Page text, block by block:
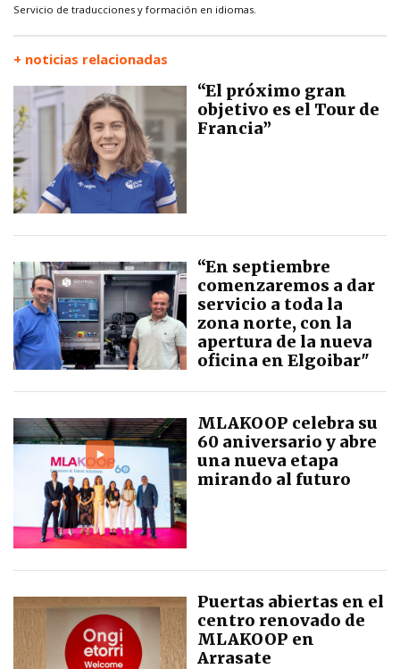
Servicio de traducciones y formación en idiomas.
+ noticias relacionadas
“El próximo gran
objetivo es el Tour de
Francia”
“En septiembre
comenzaremos a dar
servicio a toda la
zona norte, con la
apertura de la nueva
oficina en Elgoibar"
MLAKOOP celebra su
60 aniversario y abre
una nueva etapa
mirando al futuro
Puertas abiertas en el
centro renovado de
MLAKOOP en
Arrasate